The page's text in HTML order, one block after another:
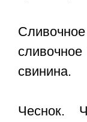
свинина.
Чеснок.